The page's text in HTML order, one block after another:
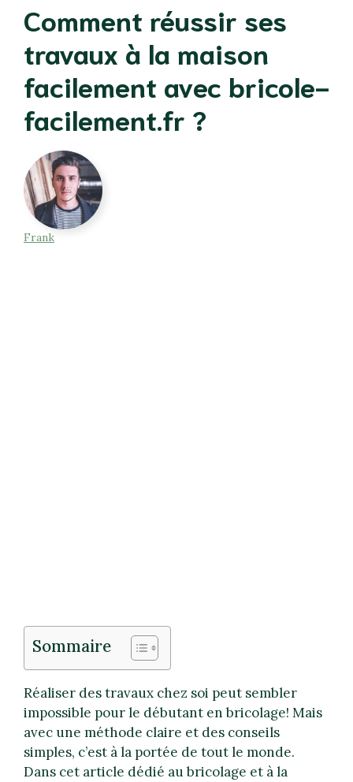
Comment réussir ses
travaux à la maison
facilement avec bricole-
facilement.fr ?
Frank
Sommaire
Réaliser des travaux chez soi peut sembler
impossible pour le débutant en bricolage! Mais
avec une méthode claire et des conseils
simples, c’est à la portée de tout le monde.
Dans cet article dédié au bricolage et à la